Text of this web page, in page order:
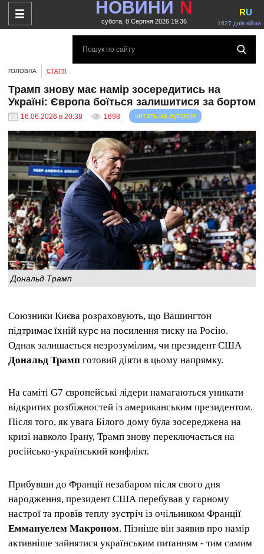
НОВИНИ N
субота, 8 Серпня 2026 19:36 1627 днів війни
RU
ГОЛОВНА СТАТТІ
Трамп знову має намір зосередитись на
Україні: Європа боїться залишитися за бортом
16.06.2026 в 20:38 1698 читать на русском
Дональд Трамп
Союзники Києва розраховують, що Вашингтон
підтримає їхній курс на посилення тиску на Росію.
Однак залишається незрозумілим, чи президент США
Дональд Трамп готовий діяти в цьому напрямку.
На саміті G7 європейські лідери намагаються уникати
відкритих розбіжностей із американським президентом.
Після того, як увага Білого дому була зосереджена на
кризі навколо Ірану, Трамп знову переключається на
російсько-український конфлікт.
Прибувши до Франції незабаром після свого дня
народження, президент США перебував у гарному
настрої та провів теплу зустріч із очільником Франції
Еммануелем Макроном. Пізніше він заявив про намір
активніше зайнятися українським питанням - тим самим